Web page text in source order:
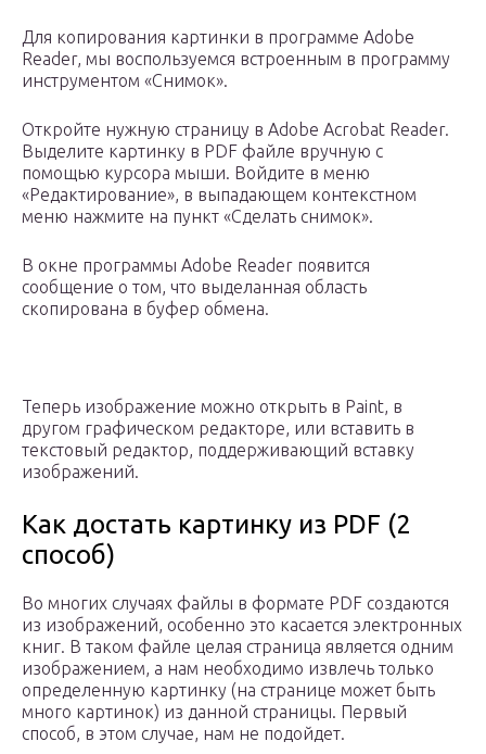
Для копирования картинки в программе Adobe
Reader, мы воспользуемся встроенным в программу
инструментом «Снимок».
Откройте нужную страницу в Adobe Acrobat Reader.
Выделите картинку в PDF файле вручную с
помощью курсора мыши. Войдите в меню
«Редактирование», в выпадающем контекстном
меню нажмите на пункт «Сделать снимок».
В окне программы Adobe Reader появится
сообщение о том, что выделанная область
скопирована в буфер обмена.
Теперь изображение можно открыть в Paint, в
другом графическом редакторе, или вставить в
текстовый редактор, поддерживающий вставку
изображений.
Как достать картинку из PDF (2
способ)
Во многих случаях файлы в формате PDF создаются
из изображений, особенно это касается электронных
книг. В таком файле целая страница является одним
изображением, а нам необходимо извлечь только
определенную картинку (на странице может быть
много картинок) из данной страницы. Первый
способ, в этом случае, нам не подойдет.